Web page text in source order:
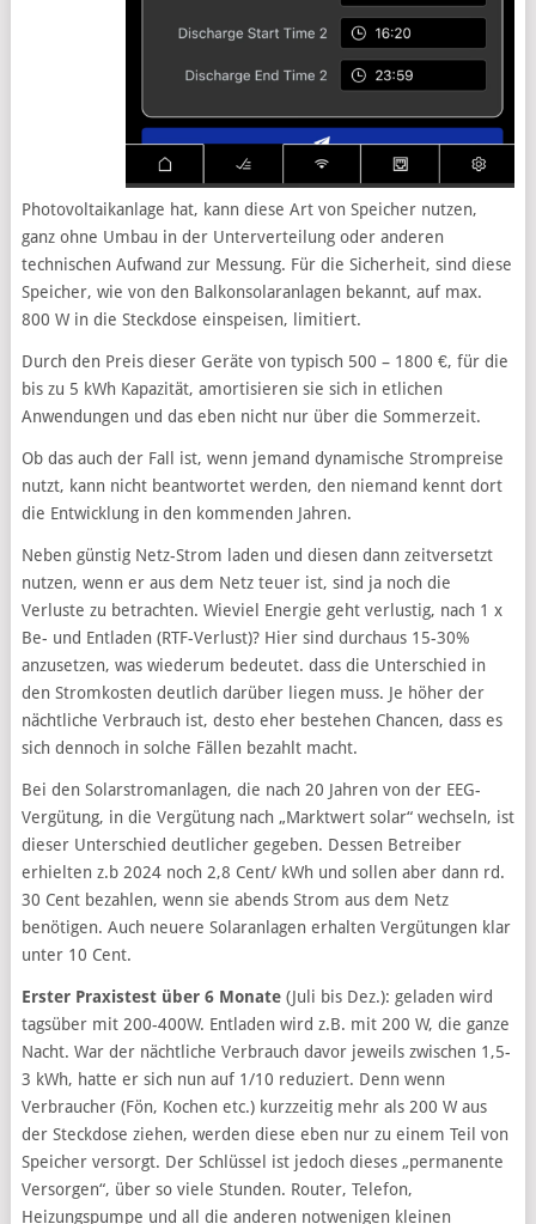
Photovoltaikanlage hat, kann diese Art von Speicher nutzen,
ganz ohne Umbau in der Unterverteilung oder anderen
technischen Aufwand zur Messung. Für die Sicherheit, sind diese
Speicher, wie von den Balkonsolaranlagen bekannt, auf max.
800 W in die Steckdose einspeisen, limitiert.
Durch den Preis dieser Geräte von typisch 500 – 1800 €, für die
bis zu 5 kWh Kapazität, amortisieren sie sich in etlichen
Anwendungen und das eben nicht nur über die Sommerzeit.
Ob das auch der Fall ist, wenn jemand dynamische Strompreise
nutzt, kann nicht beantwortet werden, den niemand kennt dort
die Entwicklung in den kommenden Jahren.
Neben günstig Netz-Strom laden und diesen dann zeitversetzt
nutzen, wenn er aus dem Netz teuer ist, sind ja noch die
Verluste zu betrachten. Wieviel Energie geht verlustig, nach 1 x
Be- und Entladen (RTF-Verlust)? Hier sind durchaus 15-30%
anzusetzen, was wiederum bedeutet. dass die Unterschied in
den Stromkosten deutlich darüber liegen muss. Je höher der
nächtliche Verbrauch ist, desto eher bestehen Chancen, dass es
sich dennoch in solche Fällen bezahlt macht.
Bei den Solarstromanlagen, die nach 20 Jahren von der EEG-
Vergütung, in die Vergütung nach „Marktwert solar“ wechseln, ist
dieser Unterschied deutlicher gegeben. Dessen Betreiber
erhielten z.b 2024 noch 2,8 Cent/ kWh und sollen aber dann rd.
30 Cent bezahlen, wenn sie abends Strom aus dem Netz
benötigen. Auch neuere Solaranlagen erhalten Vergütungen klar
unter 10 Cent.
Erster Praxistest über 6 Monate (Juli bis Dez.): geladen wird
tagsüber mit 200-400W. Entladen wird z.B. mit 200 W, die ganze
Nacht. War der nächtliche Verbrauch davor jeweils zwischen 1,5-
3 kWh, hatte er sich nun auf 1/10 reduziert. Denn wenn
Verbraucher (Fön, Kochen etc.) kurzzeitig mehr als 200 W aus
der Steckdose ziehen, werden diese eben nur zu einem Teil von
Speicher versorgt. Der Schlüssel ist jedoch dieses „permanente
Versorgen“, über so viele Stunden. Router, Telefon,
Heizungspumpe und all die anderen notwenigen kleinen